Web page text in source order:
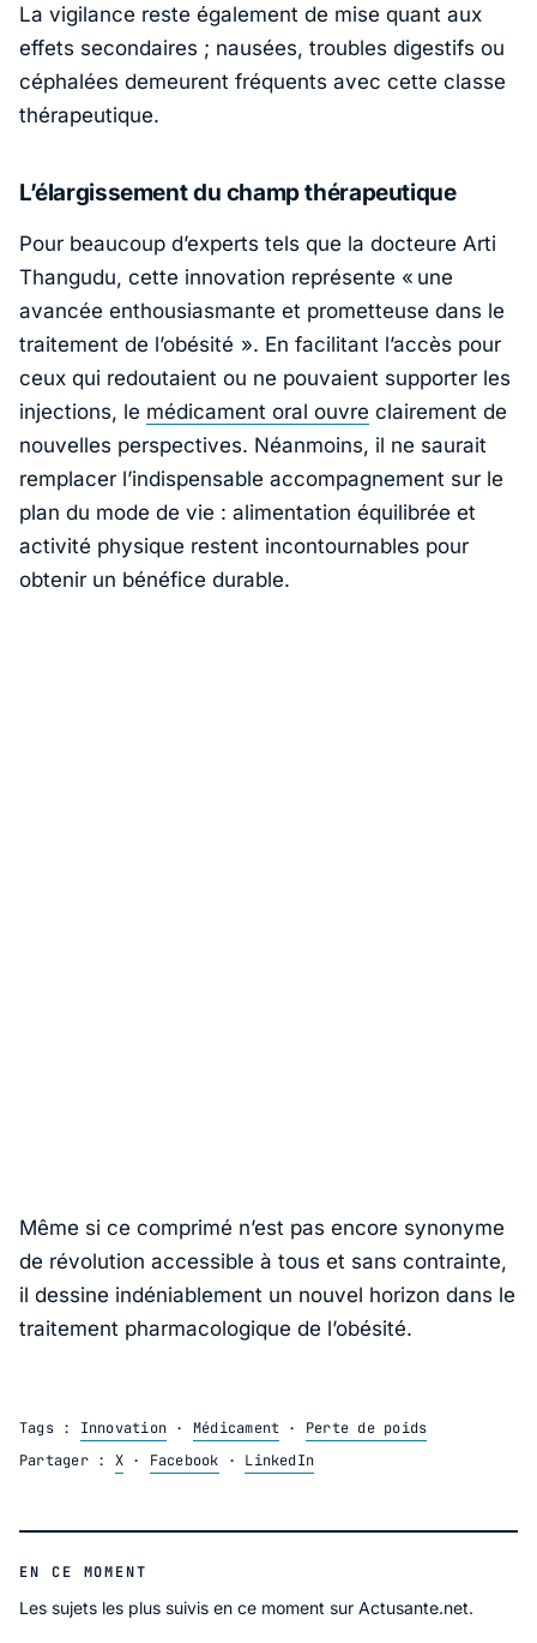
La vigilance reste également de mise quant aux
effets secondaires ; nausées, troubles digestifs ou
céphalées demeurent fréquents avec cette classe
thérapeutique.
L’élargissement du champ thérapeutique
Pour beaucoup d’experts tels que la docteure Arti
Thangudu, cette innovation représente « une
avancée enthousiasmante et prometteuse dans le
traitement de l’obésité ». En facilitant l’accès pour
ceux qui redoutaient ou ne pouvaient supporter les
injections, le médicament oral ouvre clairement de
nouvelles perspectives. Néanmoins, il ne saurait
remplacer l’indispensable accompagnement sur le
plan du mode de vie : alimentation équilibrée et
activité physique restent incontournables pour
obtenir un bénéfice durable.
Même si ce comprimé n’est pas encore synonyme
de révolution accessible à tous et sans contrainte,
il dessine indéniablement un nouvel horizon dans le
traitement pharmacologique de l’obésité.
Tags : Innovation · Médicament · Perte de poids
Partager : X· Facebook · LinkedIn
EN CE MOMENT
Les sujets les plus suivis en ce moment sur Actusante.net.